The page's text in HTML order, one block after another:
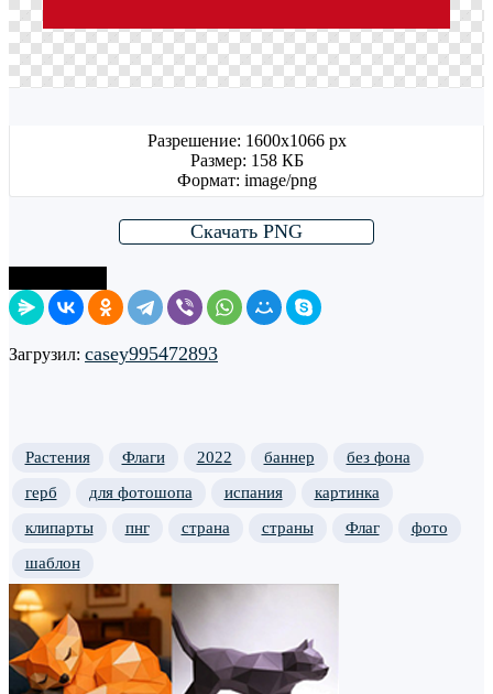
Разрешение: 1600x1066 px
Размер: 158 КБ
Формат: image/png
Скачать PNG
Загрузил: casey995472893
Растения Флаги 2022 баннер
без фона
герб
для фотошопа испания
картинка
клипарты
пнг страна страны Флаг
фото
шаблон